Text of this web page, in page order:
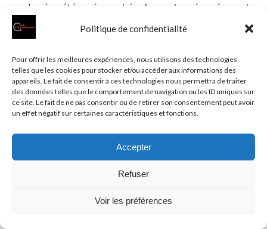
Politique de confidentialité
Pour offrir les meilleures expériences, nous utilisons des technologies
telles que les cookies pour stocker et/ou accéder aux informations des
appareils. Le fait de consentir à ces technologies nous permettra de traiter
des données telles que le comportement de navigation ou les ID uniques sur
ce site. Le fait de ne pas consentir ou de retirer son consentement peut avoir
un effet négatif sur certaines caractéristiques et fonctions.
Accepter
Refuser
Voir les préférences
vue de sécurité, mais peut également avoir un impact
positif sur la visibilité de votre site dans les résultats de
recherche.
Lors de cette migration vers HTTPS, il est important de
mettre en place des redirections appropriées pour
s’assurer que les utilisateurs et les moteurs de
recherche accèdent toujours à la version sécurisée de
pour les serveurs Apache. En ajoutant quelques lignes
de code à ce fichier, vous pouvez configurer des
redirections automatiques qui enverront les visiteurs
sécurisée (HTTPS) de votre site. Cela garantit non